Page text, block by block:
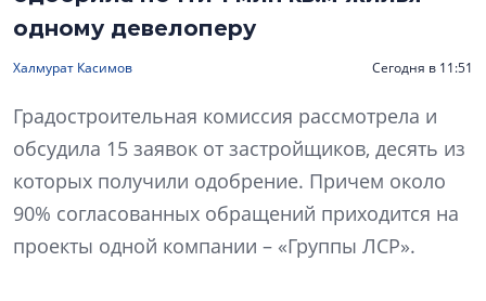
одному девелоперу
Халмурат Касимов Сегодня в 11:51
Градостроительная комиссия рассмотрела и
обсудила 15 заявок от застройщиков, десять из
которых получили одобрение. Причем около
90% согласованных обращений приходится на
проекты одной компании – «Группы ЛСР».